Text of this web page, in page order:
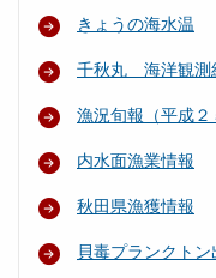
きょうの海水温
千秋丸 海洋観測
漁況旬報（平成２
内水面漁業情報
秋田県漁獲情報
貝毒プランクトン